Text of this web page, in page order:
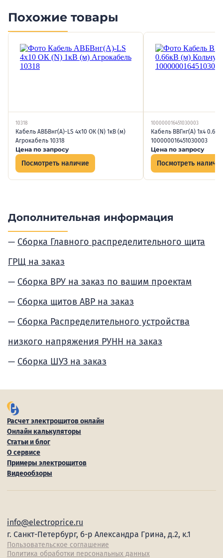
Похожие товары
10318
Кабель АВБВнг(А)-LS 4х10 ОК (N) 1кВ (м)
Агрокабель 10318
Цена по запросу
Посмотреть наличие
100000016451030003
Кабель ВВГнг(А) 1х4
100000016451030003
Цена по запросу
Посмотреть
Дополнительная информация
Сборка Главного распределительного щита
ГРЩ на заказ
Сборка ВРУ на заказ по вашим проектам
Сборка щитов АВР на заказ
Сборка Распределительного устройства
низкого напряжения РУНН на заказ
Сборка ШУЗ на заказ
Расчет электрощитов онлайн
Онлайн калькуляторы
Статьи и блог
О сервисе
Примеры электрощитов
Видеообзоры
info@electroprice.ru
г. Санкт-Петербург, б-р Александра Грина, д.2, к.1
Пользовательское соглашение
Политика обработки персональных данных